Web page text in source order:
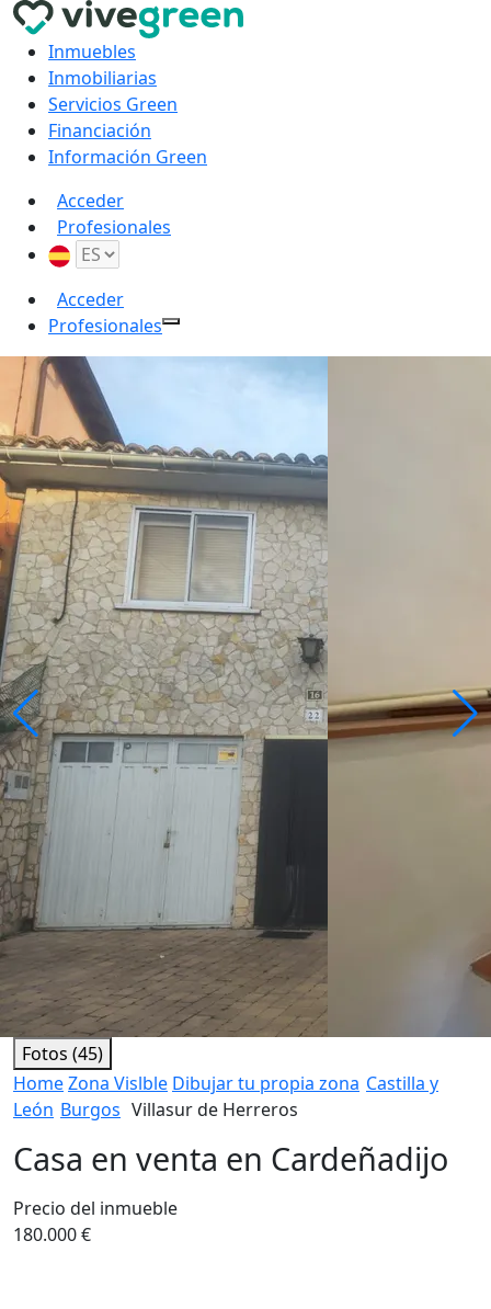
Inmuebles
Inmobiliarias
Servicios Green
Financiación
Información Green
Acceder
Profesionales
Acceder
Profesionales
Fotos (45)
HomeZona Vislble Dibujar tu propia zona Castilla y
León Burgos Villasur de Herreros
Casa en venta en Cardeñadijo
Precio del inmueble
180.000 €